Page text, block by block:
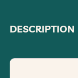
DESCRIPTION